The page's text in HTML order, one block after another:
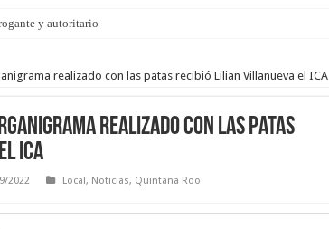
y autoritario
realizado con las patas recibió Lilian Villanueva el ICA
realizado con las patas
ICA
2022 Local, Noticias, Quintana Roo